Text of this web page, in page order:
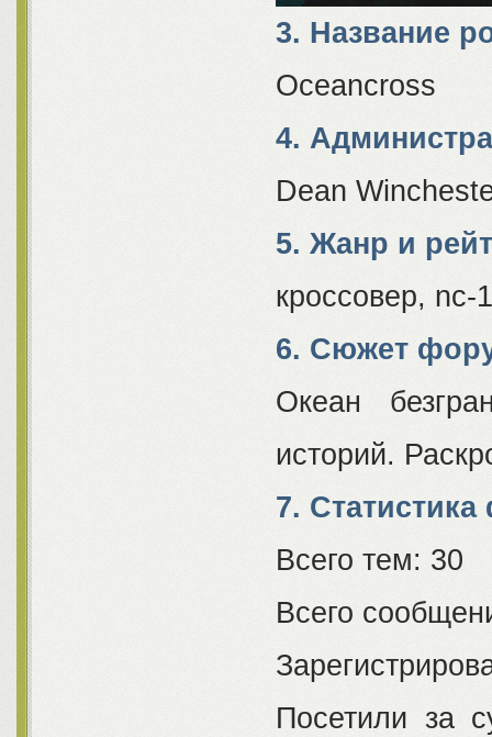
3. Название
Oceancross
4.
Dean
5. Жанр и
кроссовер, nc-
6. Сюжет
Океан
историй.
7.
Всего тем: 30
Всего
Посетили за